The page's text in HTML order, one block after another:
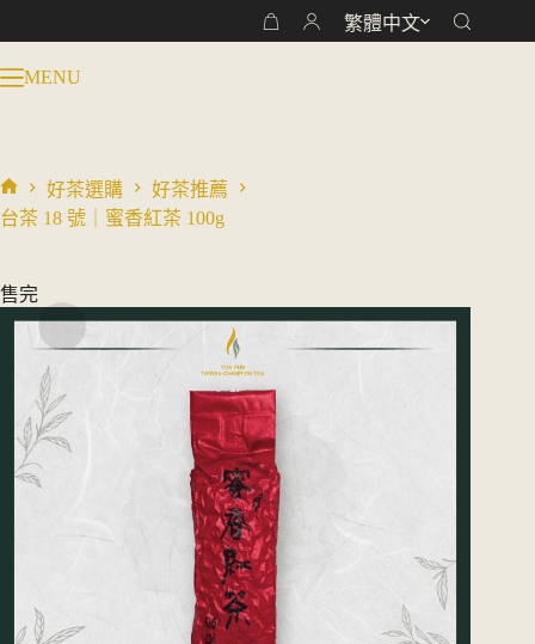
至
主
購
繁體中文
MENU
首
好茶選購
好茶推薦
台茶 18 號｜蜜香紅茶 100g
售完